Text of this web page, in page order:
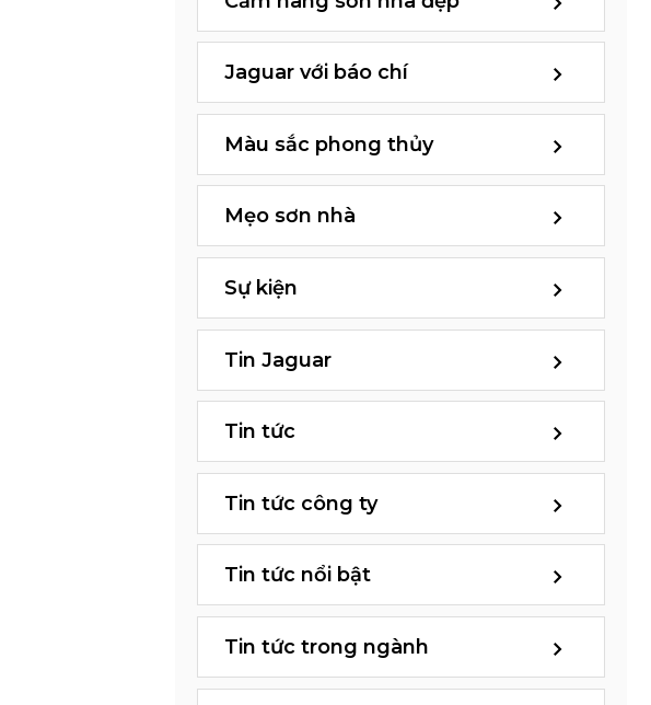
Jaguar với báo chí
Màu sắc phong thủy
Mẹo sơn nhà
Sự kiện
Tin Jaguar
Tin tức
Tin tức công ty
Tin tức nổi bật
Tin tức trong ngành